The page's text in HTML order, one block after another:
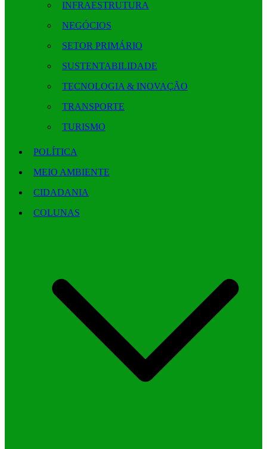
INFRAESTRUTURA
NEGÓCIOS
SETOR PRIMÁRIO
SUSTENTABILIDADE
TECNOLOGIA & INOVAÇÃO
TRANSPORTE
TURISMO
POLÍTICA
MEIO AMBIENTE
CIDADANIA
COLUNAS